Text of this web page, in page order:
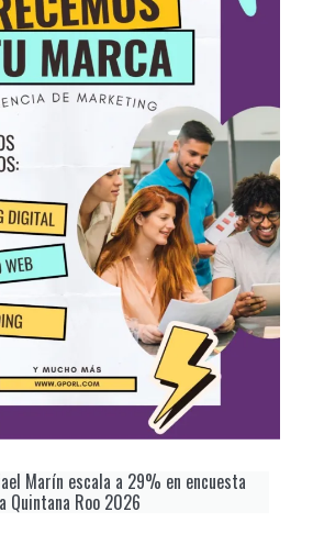
Marín escala a 29% en encuesta
Quintana Roo 2026